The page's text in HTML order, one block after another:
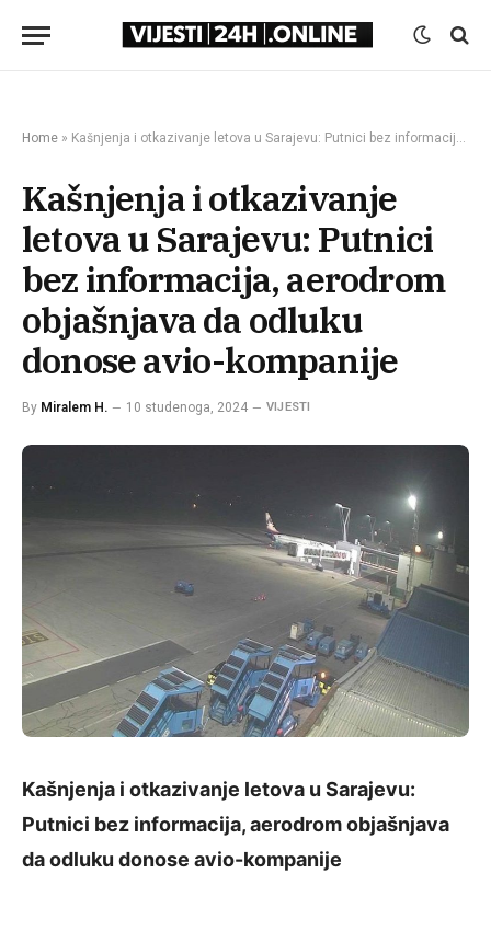
Home » Kašnjenja i otkazivanje letova u Sarajevu: Putnici bez informacija, aerodrom objašnjava da odluku donose avio-kompanije
Kašnjenja i otkazivanje
letova u Sarajevu: Putnici
bez informacija, aerodrom
objašnjava da odluku
donose avio-kompanije
By Miralem H. 10 studenoga, 2024 VIJESTI
Kašnjenja i otkazivanje letova u Sarajevu:
Putnici bez informacija, aerodrom objašnjava
da odluku donose avio-kompanije